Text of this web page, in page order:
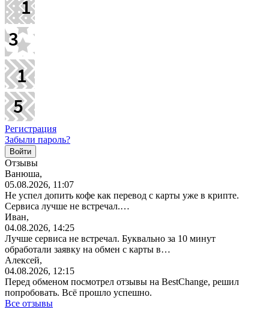
Регистрация
Забыли пароль?
Отзывы
Ванюша,
05.08.2026, 11:07
Не успел допить кофе как перевод с карты уже в крипте.
Сервиса лучше не встречал.…
Иван,
04.08.2026, 14:25
Лучше сервиса не встречал. Буквально за 10 минут
обработали заявку на обмен с карты в…
Алексей,
04.08.2026, 12:15
Перед обменом посмотрел отзывы на BestChange, решил
попробовать. Всё прошло успешно.
Все отзывы